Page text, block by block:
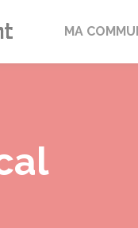
Grangermont
MA